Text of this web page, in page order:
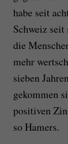
habe seit
Schweiz
die
mehr
sieben
gekommen
positiven
so Hamers.